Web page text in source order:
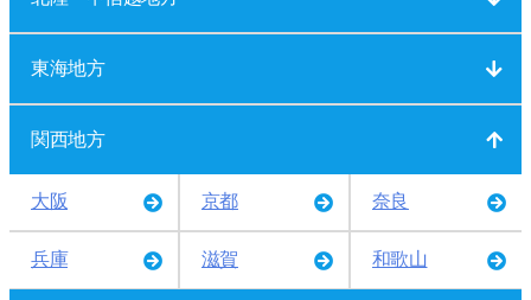
東海地方
関西地方
大阪 京都 奈良
兵庫 滋賀 和歌山